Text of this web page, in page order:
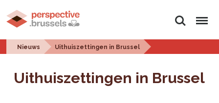
Zoeken Menu
Nieuws Uithuiszettingen in Brussel
Uithuiszettingen in Brussel